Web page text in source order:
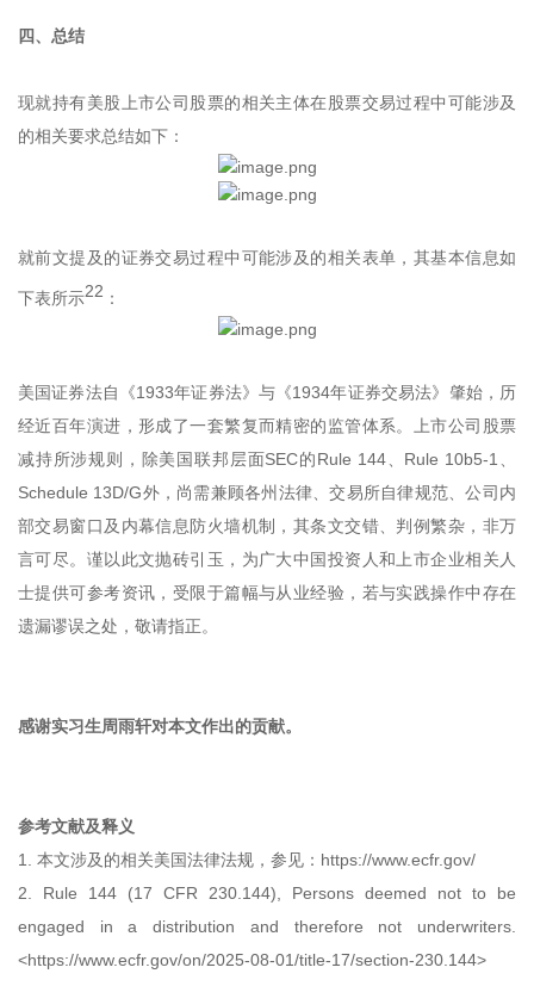
四、总结
现就持有美股上市公司股票的相关主体在股票交易过程中可能涉及
的相关要求总结如下：
就前文提及的证券交易过程中可能涉及的相关表单，其基本信息如
下表所示22 ：
美国证券法自《1933年证券法》与《1934年证券交易法》肇始，历
经近百年演进，形成了一套繁复而精密的监管体系。上市公司股票
减持所涉规则，除美国联邦层面SEC的Rule 144、Rule 10b5-1、
Schedule 13D/G外，尚需兼顾各州法律、交易所自律规范、公司内
部交易窗口及内幕信息防火墙机制，其条文交错、判例繁杂，非万
言可尽。谨以此文抛砖引玉，为广大中国投资人和上市企业相关人
士提供可参考资讯，受限于篇幅与从业经验，若与实践操作中存在
遗漏谬误之处，敬请指正。
感谢实习生周雨轩对本文作出的贡献。
参考文献及释义
1. 本文涉及的相关美国法律法规，参见：https://www.ecfr.gov/
2. Rule 144 (17 CFR 230.144), Persons deemed not to be
engaged in a distribution and therefore not underwriters.
<https://www.ecfr.gov/on/2025-08-01/title-17/section-230.144>